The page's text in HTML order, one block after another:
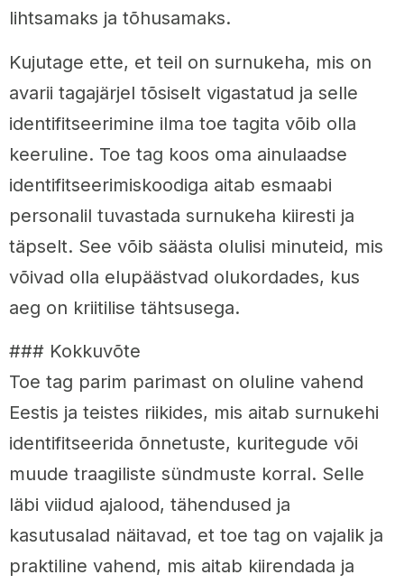
lihtsamaks ja tõhusamaks.
Kujutage ette, et teil on surnukeha, mis on
avarii tagajärjel tõsiselt vigastatud ja selle
identifitseerimine ilma toe tagita võib olla
keeruline. Toe tag koos oma ainulaadse
identifitseerimiskoodiga aitab esmaabi
personalil tuvastada surnukeha kiiresti ja
täpselt. See võib säästa olulisi minuteid, mis
võivad olla elupäästvad olukordades, kus
aeg on kriitilise tähtsusega.
### Kokkuvõte
Toe tag parim parimast on oluline vahend
Eestis ja teistes riikides, mis aitab surnukehi
identifitseerida õnnetuste, kuritegude või
muude traagiliste sündmuste korral. Selle
läbi viidud ajalood, tähendused ja
kasutusalad näitavad, et toe tag on vajalik ja
praktiline vahend, mis aitab kiirendada ja